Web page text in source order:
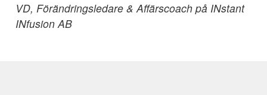
VD, Förändringsledare & Affärscoach på INstant
INfusion AB